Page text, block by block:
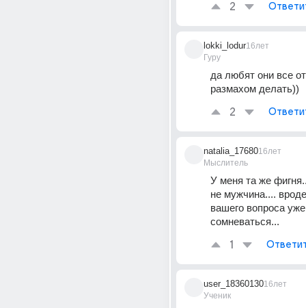
2
lokki_lodur
Гуру
16лет
да любят они все
размахом делать))
2
natalia_17680
Мыслитель
16лет
У меня та же
не мужчина....
вашего вопроса
сомневаться...
1
user_18360130
Ученик
16лет